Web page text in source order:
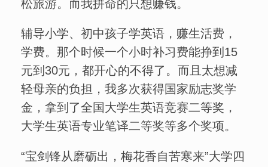
松旅游。而我拼命的只想赚钱。
辅导小学、初中孩子学英语，赚生活费，
学费。那个时候一个小时补习费能挣到15
元到30元，都开心的不得了。而且太想减
轻母亲的负担，我多次获得国家励志奖学
金，拿到了全国大学生英语竞赛二等奖，
大学生英语专业笔译二等奖等多个奖项。
“宝剑锋从磨砺出，梅花香自苦寒来”大学四